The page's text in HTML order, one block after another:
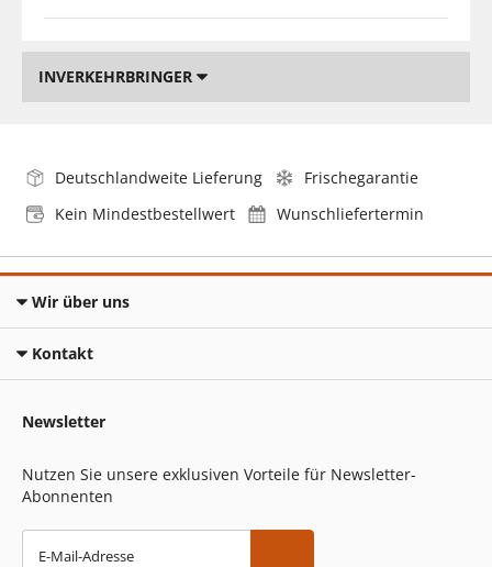
INVERKEHRBRINGER
Deutschlandweite Lieferung
Frischegarantie
Kein Mindestbestellwert
Wunschliefertermin
Wir über uns
Kontakt
Newsletter
Nutzen Sie unsere exklusiven Vorteile für Newsletter-
Abonnenten
E-Mail-Adresse